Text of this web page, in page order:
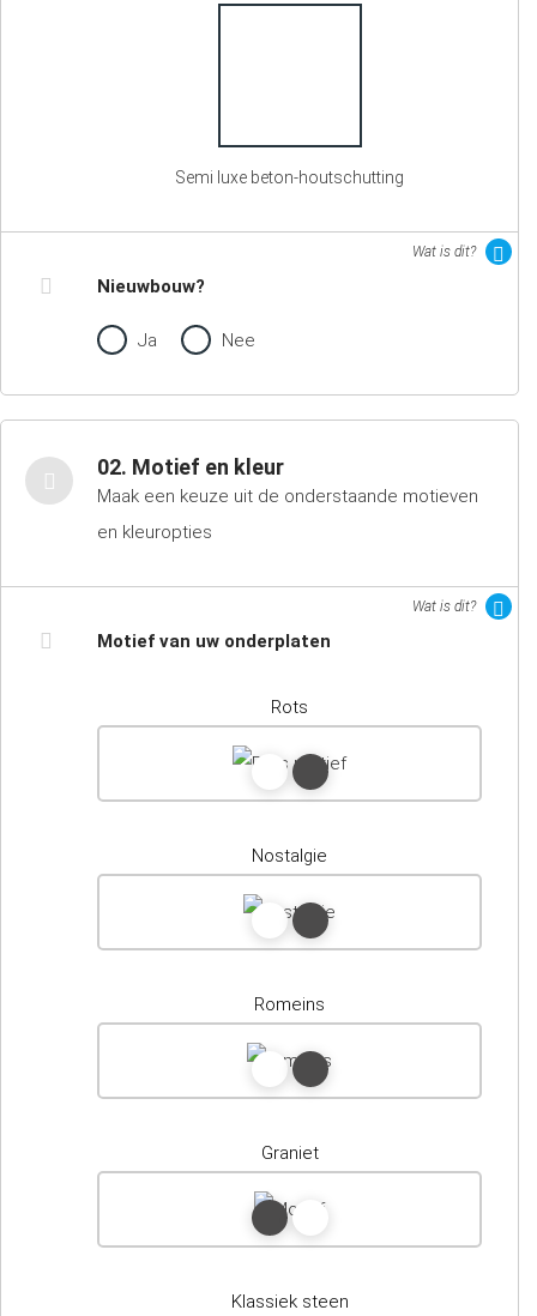
Semi luxe beton-houtschutting
Wat is dit?
Nieuwbouw?
Ja Nee
02. Motief en kleur
Maak een keuze uit de onderstaande motieven
en kleuropties
Wat is dit?
Motief van uw onderplaten
Rots
Nostalgie
Romeins
Graniet
Klassiek steen